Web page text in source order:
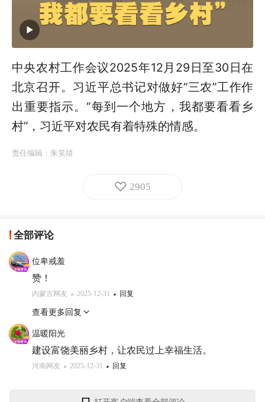
中央农村工作会议2025年12月29日至30日在
北京召开。习近平总书记对做好“三农”工作作
出重要指示。“每到一个地方，我都要看看乡
村”，习近平对农民有着特殊的情感。
责任编辑： 朱笑熺
2905
全部评论
位卑戒羞
赞！
内蒙古网友 2025-12-31 回复
查看更多回复
温暖阳光
建设富饶美丽乡村，让农民过上幸福生活。
河南网友 2025-12-31 回复